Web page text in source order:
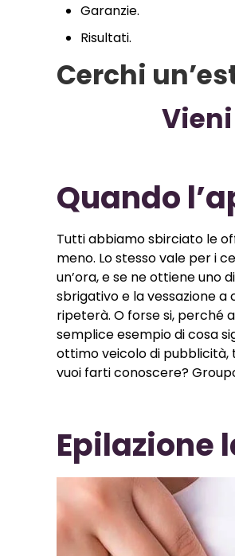
Garanzie.
Risultati.
Cerchi
Quando
Tutti abbiamo sbirciato le
meno. Lo stesso vale per i
un’ora, e se ne ottiene uno
sbrigativo e la vessazione
ripeterà. O forse si, perché
semplice esempio di cosa
ottimo veicolo di pubblicità,
vuoi farti conoscere?
Epilazione